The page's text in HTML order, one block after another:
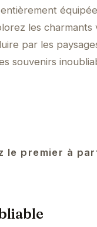
les charmants
par les
souvenirs
le premier à